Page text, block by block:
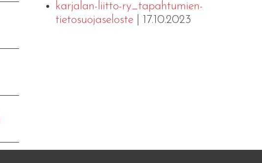
karjalan-liitto-ry_tapahtumien-
tietosuojaseloste| 17.10.2023